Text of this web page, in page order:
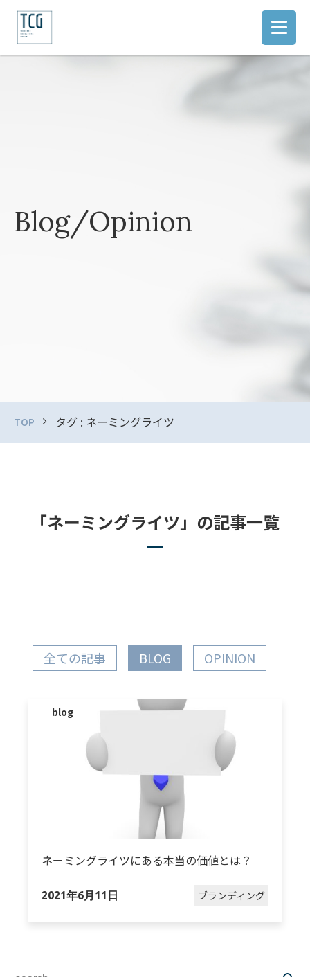
Blog/Opinion
TOP タグ : ネーミングライツ
「ネーミングライツ」の記事一覧
全ての記事 BLOG OPINION
blog
ネーミングライツにある本当の価値とは？
2021年6月11日 ブランディング